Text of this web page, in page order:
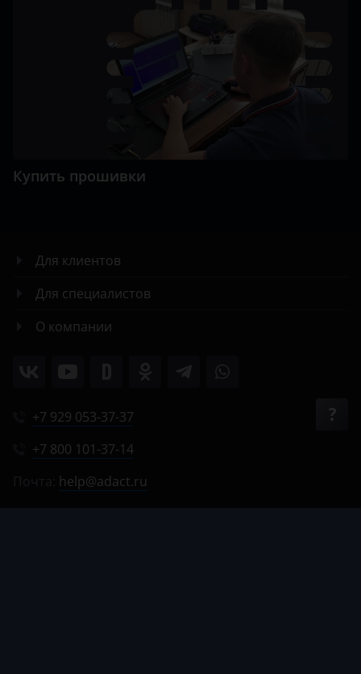
Купить прошивки
Для клиентов
Для специалистов
О компании
+7 929 053-37-37
+7 800 101-37-14
help@adact.ru